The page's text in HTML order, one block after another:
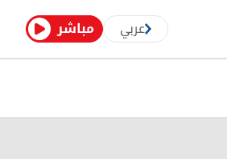
مباشر عربي